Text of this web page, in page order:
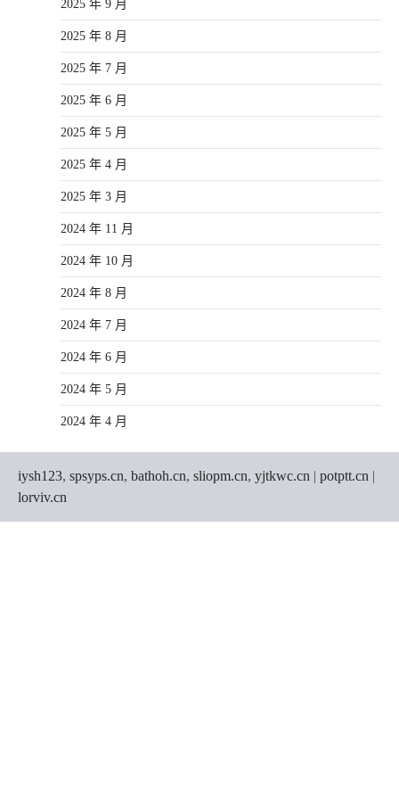
2025 年 9 月
2025 年 8 月
2025 年 7 月
2025 年 6 月
2025 年 5 月
2025 年 4 月
2025 年 3 月
2024 年 11 月
2024 年 10 月
2024 年 8 月
2024 年 7 月
2024 年 6 月
2024 年 5 月
2024 年 4 月
iysh123, spsyps.cn, bathoh.cn, sliopm.cn, yjtkwc.cn | potptt.cn |
lorviv.cn